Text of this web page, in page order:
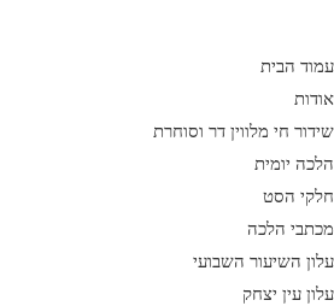
content
עמוד הבית
אודות
שידור חי מלווין דר וסוחרת
הלכה יומית
חלקי הסט
מכתבי הלכה
עלון השיעור השבועי
עלון עין יצחק